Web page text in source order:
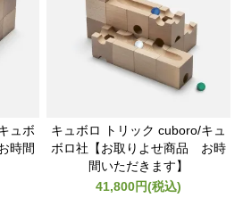
ュボ
時間
キュボロ トリック cuboro/キュ
ボロ社【お取りよせ商品 お時
間いただきます】
41,800円(税込)